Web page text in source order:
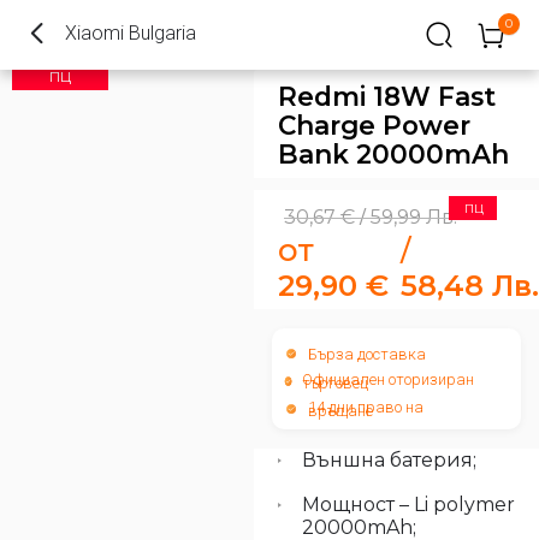
Xiaomi Bulgaria 0
ПЦ
Redmi 18W Fast
Charge Power
Bank 20000mAh
ПЦ
30,67€/59,99Лв.
от
29,90 €
/
58,48 Лв.
Бърза доставка
Официален оторизиран
търговец
14 дни право на
връщане
Външна батерия;
Мощност – Li polymer
20000mAh;